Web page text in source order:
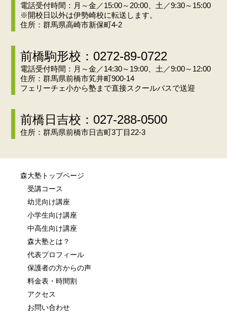
電話受付時間：月～金／15:00～20:00、土／9:30～15:00
※開校日以外は伊勢崎校に転送します。
住所：群馬県高崎市新保町4-2
前橋駒形校：0272-89-0722
電話受付時間：月～金／14:30～19:00、土／9:00～12:00
住所：群馬県前橋市笂井町900-14
フェリーチェ小から塾まで直接スクールバスで送迎
前橋日吉校：027-288-0500
住所：群馬県前橋市日吉町3丁目22-3
森大塾トップページ
受講コース
幼児向け講座
小学生向け講座
中高生向け講座
森大塾とは？
代表プロフィール
保護者の方からの声
料金表・時間割
アクセス
お問い合わせ